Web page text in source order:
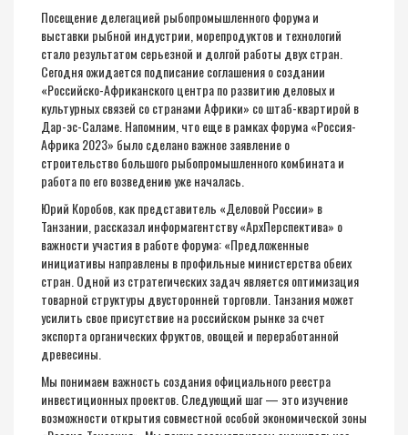
Посещение делегацией рыбопромышленного форума и
выставки рыбной индустрии, морепродуктов и технологий
стало результатом серьезной и долгой работы двух стран.
Сегодня ожидается подписание соглашения о создании
«Российско-Африканского центра по развитию деловых и
культурных связей со странами Африки» со штаб-квартирой в
Дар-эс-Саламе. Напомним, что еще в рамках форума «Россия-
Африка 2023» было сделано важное заявление о
строительство большого рыбопромышленного комбината и
работа по его возведению уже началась.
Юрий Коробов, как представитель «Деловой России» в
Танзании, рассказал информагентству «АрхПерспектива» о
важности участия в работе форума: «Предложенные
инициативы направлены в профильные министерства обеих
стран. Одной из стратегических задач является оптимизация
товарной структуры двусторонней торговли. Танзания может
усилить свое присутствие на российском рынке за счет
экспорта органических фруктов, овощей и переработанной
древесины.
Мы понимаем важность создания официального реестра
инвестиционных проектов. Следующий шаг — это изучение
возможности открытия совместной особой экономической зоны